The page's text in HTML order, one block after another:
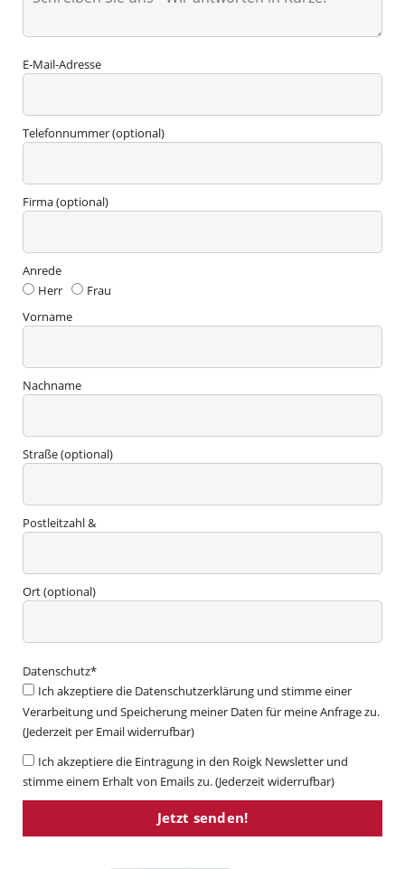
E-Mail-Adresse
Telefonnummer (optional)
Firma (optional)
Anrede
Herr
Frau
Vorname
Nachname
Straße (optional)
Postleitzahl &
Ort (optional)
Datenschutz*
Ich akzeptiere die Datenschutzerklärung und stimme einer
Verarbeitung und Speicherung meiner Daten für meine Anfrage zu.
(Jederzeit per Email widerrufbar)
Ich akzeptiere die Eintragung in den Roigk Newsletter und
stimme einem Erhalt von Emails zu. (Jederzeit widerrufbar)
Jetzt senden!